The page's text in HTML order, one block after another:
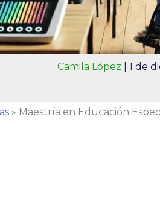
Camila López 1 de
» Maestría en Educación